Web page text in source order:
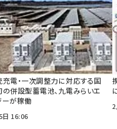
充電・一次調整力に対応する国
の併設型蓄電池、九電みらいエ
ーが稼働
日 16:06